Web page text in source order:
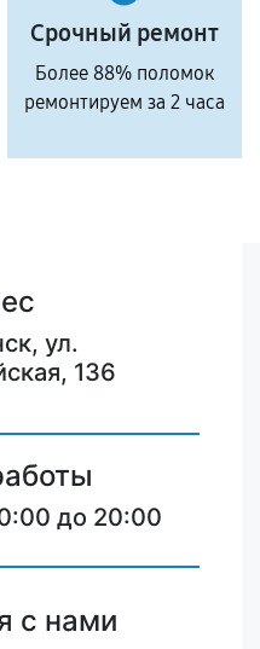
Срочный ремонт
Более 88% поломок
ремонтируем за 2 часа
ул.
136
до 20:00
с нами